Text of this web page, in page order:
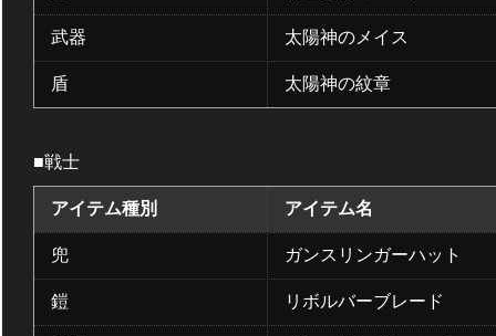
武器 太陽神のメイス
盾 太陽神の紋章
■戦士
アイテム種別 アイテム名
兜 ガンスリンガーハット
鎧 リボルバーブレード